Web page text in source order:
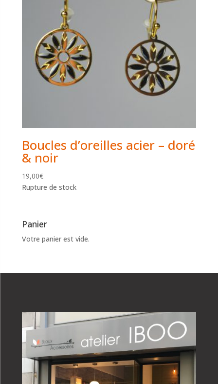
Boucles d’oreilles acier – doré
& noir
19,00€
Rupture de stock
Panier
Votre panier est vide.